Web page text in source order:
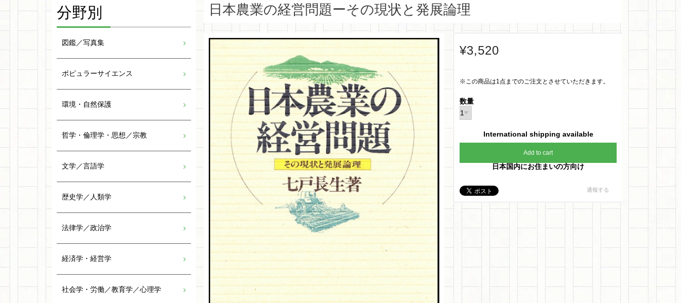
日本農業の経営問題ーその現状と発展論理
¥3,520
※この商品は1点までのご注文とさせていただきます。
数量
International shipping available
Add to cart
日本国内にお住まいの方向け
通報する
分野別
図鑑／写真集
ポピュラーサイエンス
環境・自然保護
哲学・倫理学・思想／宗教
文学／言語学
歴史学／人類学
法律学／政治学
経済学・経営学
社会学・労働／教育学／心理学